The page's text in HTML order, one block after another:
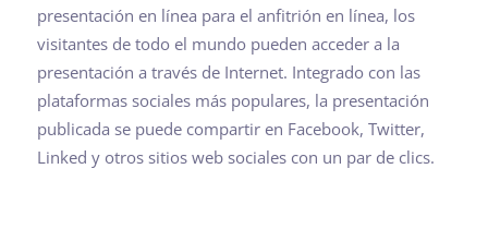
presentación en línea para el anfitrión en línea, los
visitantes de todo el mundo pueden acceder a la
presentación a través de Internet. Integrado con las
plataformas sociales más populares, la presentación
publicada se puede compartir en Facebook, Twitter,
Linked y otros sitios web sociales con un par de clics.